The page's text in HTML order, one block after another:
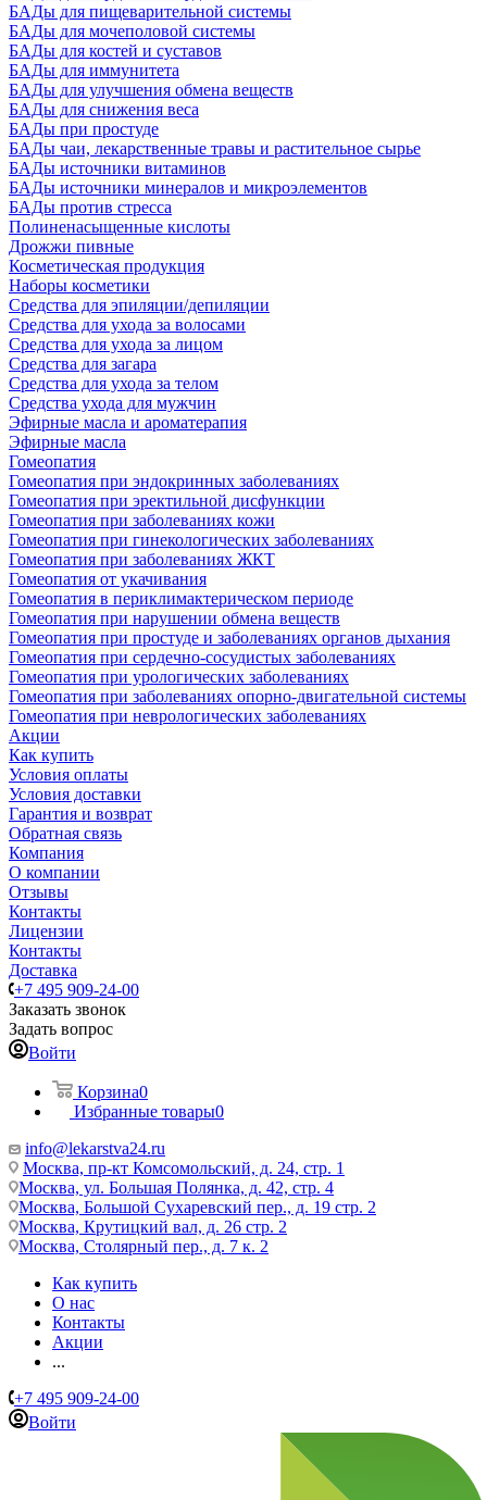
БАДы для пищеварительной системы
БАДы для мочеполовой системы
БАДы для костей и суставов
БАДы для иммунитета
БАДы для улучшения обмена веществ
БАДы для снижения веса
БАДы при простуде
БАДы чаи, лекарственные травы и растительное сырье
БАДы источники витаминов
БАДы источники минералов и микроэлементов
БАДы против стресса
Полиненасыщенные кислоты
Дрожжи пивные
Косметическая продукция
Наборы косметики
Средства для эпиляции/депиляции
Средства для ухода за волосами
Средства для ухода за лицом
Средства для загара
Средства для ухода за телом
Средства ухода для мужчин
Эфирные масла и ароматерапия
Эфирные масла
Гомеопатия
Гомеопатия при эндокринных заболеваниях
Гомеопатия при эректильной дисфункции
Гомеопатия при заболеваниях кожи
Гомеопатия при гинекологических заболеваниях
Гомеопатия при заболеваниях ЖКТ
Гомеопатия от укачивания
Гомеопатия в периклимактерическом периоде
Гомеопатия при нарушении обмена веществ
Гомеопатия при простуде и заболеваниях органов дыхания
Гомеопатия при сердечно-сосудистых заболеваниях
Гомеопатия при урологических заболеваниях
Гомеопатия при заболеваниях опорно-двигательной системы
Гомеопатия при неврологических заболеваниях
Акции
Как купить
Условия оплаты
Условия доставки
Гарантия и возврат
Обратная связь
Компания
О компании
Отзывы
Контакты
Лицензии
Контакты
Доставка
+7 495 909-24-00
Заказать звонок
Задать вопрос
Войти
Корзина0
Избранные товары0
info@lekarstva24.ru
Москва, пр-кт Комсомольский, д. 24, стр. 1
Москва, ул. Большая Полянка, д. 42, стр. 4
Москва, Большой Сухаревский пер., д. 19 стр. 2
Москва, Крутицкий вал, д. 26 стр. 2
Москва, Столярный пер., д. 7 к. 2
Как купить
О нас
Контакты
Акции
...
+7 495 909-24-00
Войти